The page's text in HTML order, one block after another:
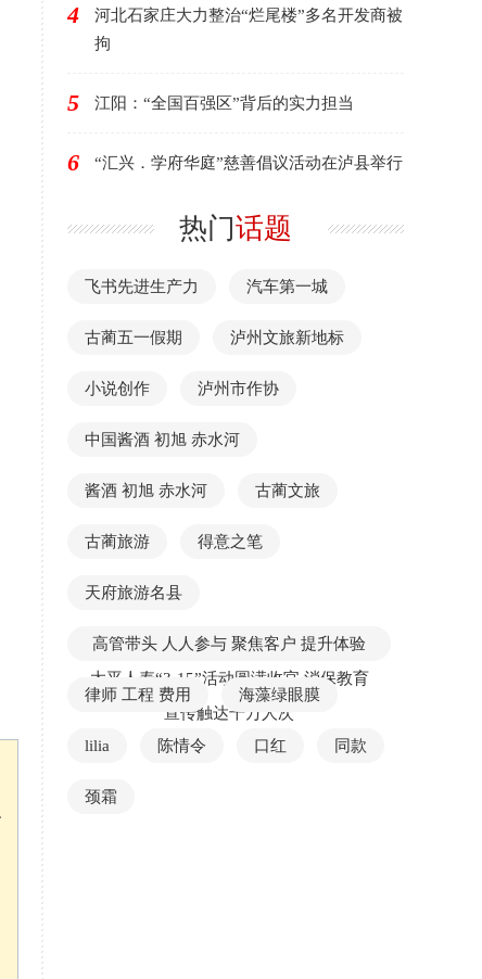
4
河北石家庄大力整治“烂尾楼”多名开发商被
拘
5 江阳：“全国百强区”背后的实力担当
6 “汇兴．学府华庭”慈善倡议活动在泸县举行
热门话题
飞书先进生产力 汽车第一城
古蔺五一假期 泸州文旅新地标
小说创作 泸州市作协
中国酱酒 初旭 赤水河
酱酒 初旭 赤水河 古蔺文旅
古蔺旅游 得意之笔
天府旅游名县
高管带头 人人参与 聚焦客户 提升体验
太平人寿“3·15”活动圆满收官 消保教育
宣传触达千万人次
律师 工程 费用 海藻绿眼膜
lilia 陈情令 口红 同款
颈霜